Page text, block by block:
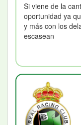
Si viene de la
oportunidad ya
y más con los
escasean